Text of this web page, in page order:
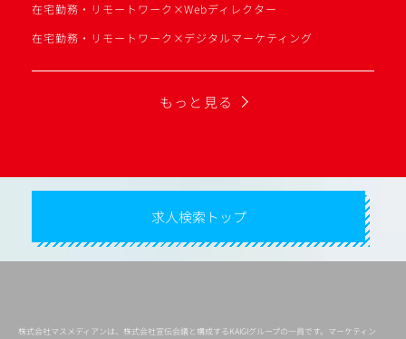
在宅勤務・リモートワーク×Webディレクター
在宅勤務・リモートワーク×デジタルマーケティング
もっと見る
求人検索トップ
株式会社マスメディアンは、株式会社宣伝会議と構成するKAIGIグループの一員です。マーケティン